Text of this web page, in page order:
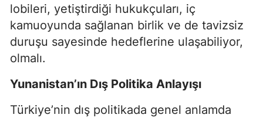
lobileri, yetiştirdiği hukukçuları, iç
kamuoyunda sağlanan birlik ve de tavizsiz
duruşu sayesinde hedeflerine ulaşabiliyor,
olmalı.
Yunanistan’ın Dış Politika Anlayışı
Türkiye’nin dış politikada genel anlamda